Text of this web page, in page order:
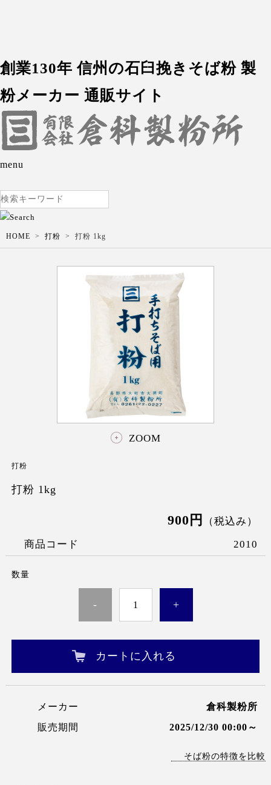
創業130年 信州の石臼挽きそば粉 製
粉メーカー 通販サイト
menu
HOME 打粉 打粉 1kg
ZOOM
打粉
打粉 1kg
900円
（税込み）
商品コード
2010
数量
- +
カートに入れる
メーカー
倉科製粉所
販売期間
2025/12/30 00:00～
そば粉の特徴を比較